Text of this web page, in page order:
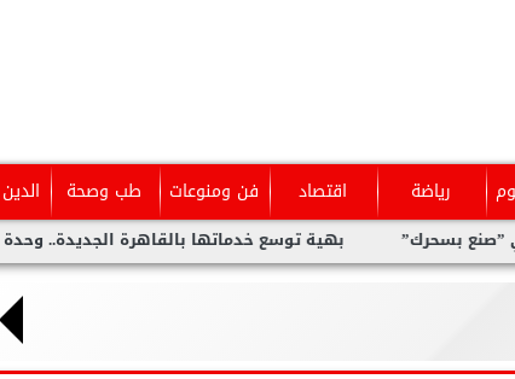
رياضة اقتصاد فن ومنوعات طب وصحة
بهية توسع خدماتها بالقاهرة الجديدة.. وحدة متخصصة للكشف